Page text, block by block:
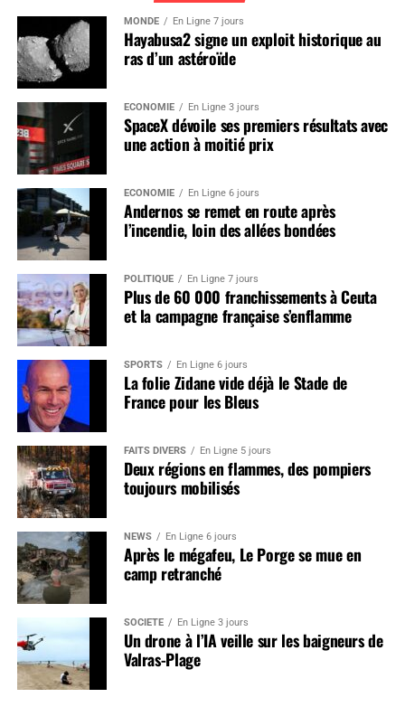
MONDE En Ligne 7 jours
Hayabusa2 signe un exploit historique au
ras d’un astéroïde
ÉCONOMIE En Ligne 3 jours
SpaceX dévoile ses premiers résultats avec
une action à moitié prix
ÉCONOMIE En Ligne 6 jours
Andernos se remet en route après
l’incendie, loin des allées bondées
POLITIQUE En Ligne 7 jours
Plus de 60 000 franchissements à Ceuta
et la campagne française s’enflamme
SPORTS En Ligne 6 jours
La folie Zidane vide déjà le Stade de
France pour les Bleus
FAITS DIVERS En Ligne 5 jours
Deux régions en flammes, des pompiers
toujours mobilisés
NEWS En Ligne 6 jours
Après le mégafeu, Le Porge se mue en
camp retranché
SOCIÉTÉ En Ligne 3 jours
Un drone à l’IA veille sur les baigneurs de
Valras-Plage